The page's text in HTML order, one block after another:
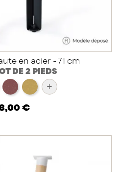
en acier - 71 cm
DE 2 PIEDS
red brown métallisé
doré+
€